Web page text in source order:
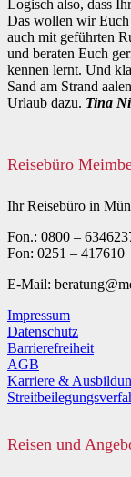
Logisch also, dass
Das wollen wir Euch
auch mit geführten
und beraten Euch
kennen lernt. Und
Sand am Strand
Urlaub dazu. Tina
Reisebüro
Ihr Reisebüro in
Fon.: 0800 –
Fon: 0251 – 417610
E-Mail:
Impressum
Datenschutz
Barrierefreiheit
AGB
Karriere &
Reisen und